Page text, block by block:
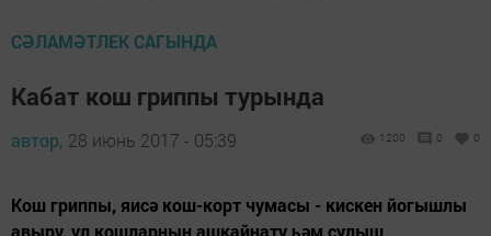
СӘЛАМӘТЛЕК САГЫНДА
Кабат кош гриппы турында
автор, 28 июнь 2017 - 05:39 1200 0 0
Кош гриппы, яисә кош-корт чумасы - кискен йогышлы